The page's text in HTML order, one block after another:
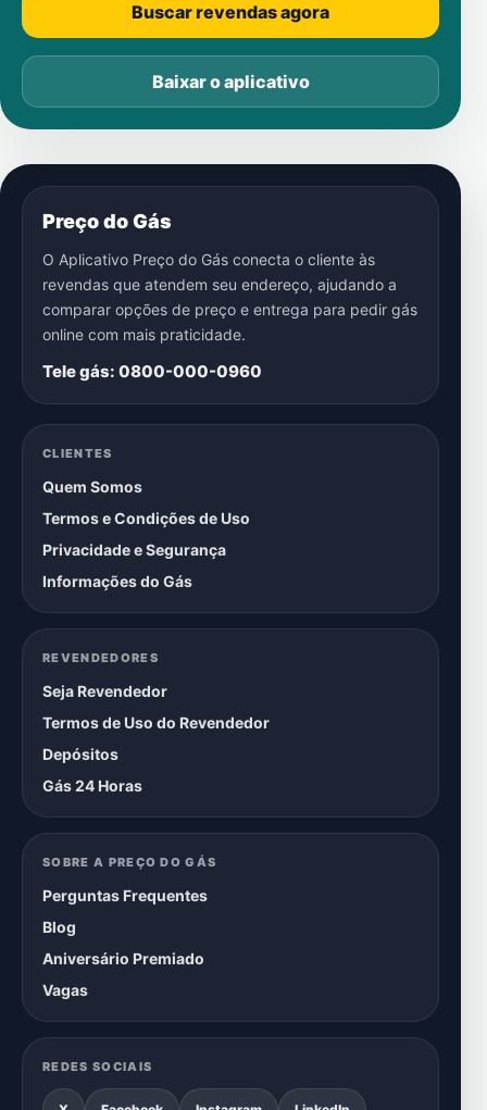
Buscar revendas agora
Baixar o aplicativo
Preço do Gás
O Aplicativo Preço do Gás conecta o cliente às
revendas que atendem seu endereço, ajudando a
comparar opções de preço e entrega para pedir gás
online com mais praticidade.
Tele gás: 0800-000-0960
CLIENTES
Quem Somos
Termos e Condições de Uso
Privacidade e Segurança
Informações do Gás
REVENDEDORES
Seja Revendedor
Termos de Uso do Revendedor
Depósitos
Gás 24 Horas
SOBRE A PREÇO DO GÁS
Perguntas Frequentes
Blog
Aniversário Premiado
Vagas
REDES SOCIAIS